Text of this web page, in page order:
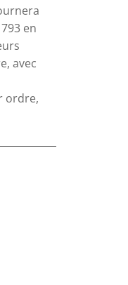
en
avec
ordre,